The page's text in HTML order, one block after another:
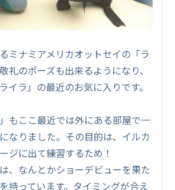
ミナミアメリカオットセイの「ラ
礼のポーズも出来るようになり、
イラ」の最近のお気に入りです。
もここ最近では外にある部屋で一
なりました。その目的は、イルカ
ジに出て練習するため！
、なんとかショーデビューを果た
持っています。タイミングが合え